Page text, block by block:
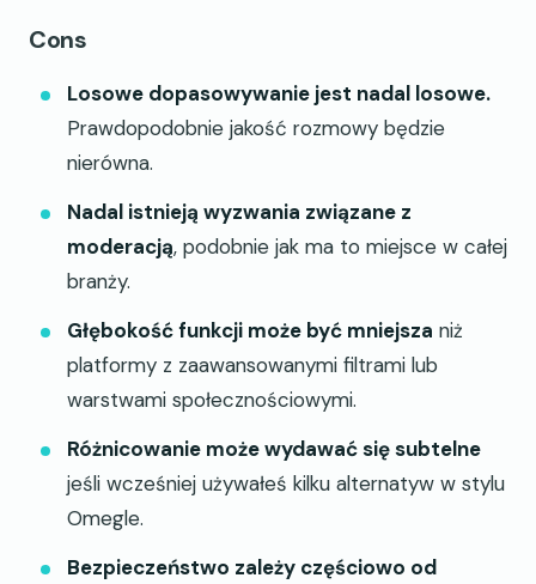
Cons
Losowe dopasowywanie jest nadal losowe.
Prawdopodobnie jakość rozmowy będzie
nierówna.
Nadal istnieją wyzwania związane z
moderacją, podobnie jak ma to miejsce w całej
branży.
Głębokość funkcji może być mniejsza niż
platformy z zaawansowanymi filtrami lub
warstwami społecznościowymi.
Różnicowanie może wydawać się subtelne
jeśli wcześniej używałeś kilku alternatyw w stylu
Omegle.
Bezpieczeństwo zależy częściowo od